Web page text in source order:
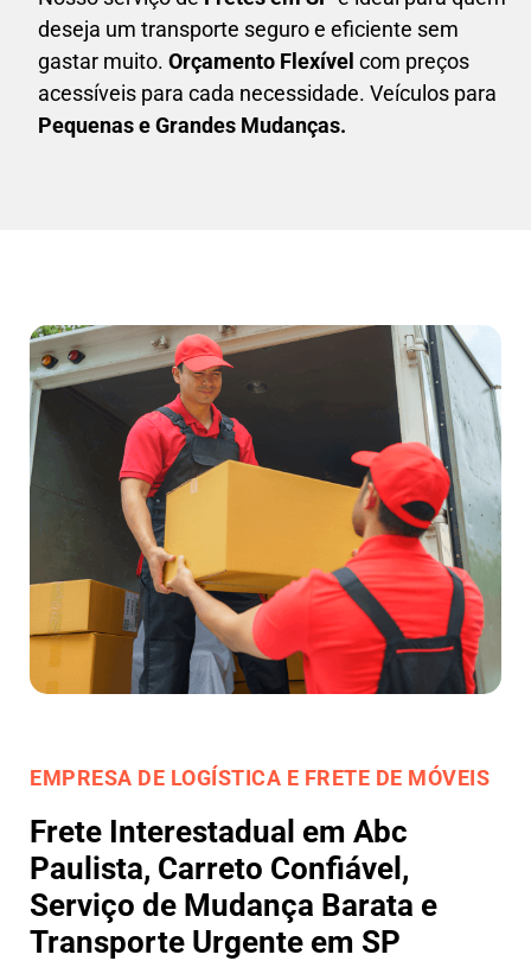
deseja um transporte seguro e eficiente sem
gastar muito. Orçamento Flexível com preços
acessíveis para cada necessidade. Veículos para
Pequenas e Grandes Mudanças.
EMPRESA DE LOGÍSTICA E FRETE DE MÓVEIS
Frete Interestadual em Abc
Paulista, Carreto Confiável,
Serviço de Mudança Barata e
Transporte Urgente em SP